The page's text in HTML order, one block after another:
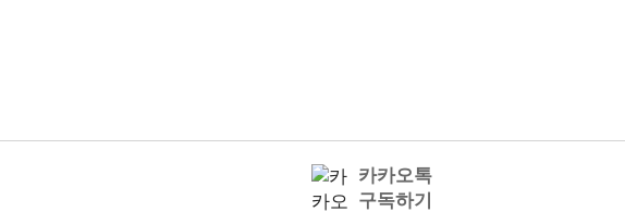
카카오톡
구독하기